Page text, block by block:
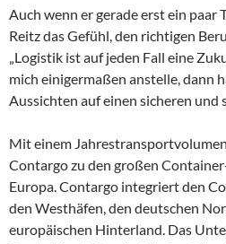
Auch wenn er gerade erst ein paar
Reitz das Gefühl, den richtigen
„Logistik ist auf jeden Fall eine
mich einigermaßen anstelle, dann
Aussichten auf einen sicheren und
Mit einem
Contargo zu den großen
Europa. Contargo integriert den
den Westhäfen, den deutschen
europäischen Hinterland. Das